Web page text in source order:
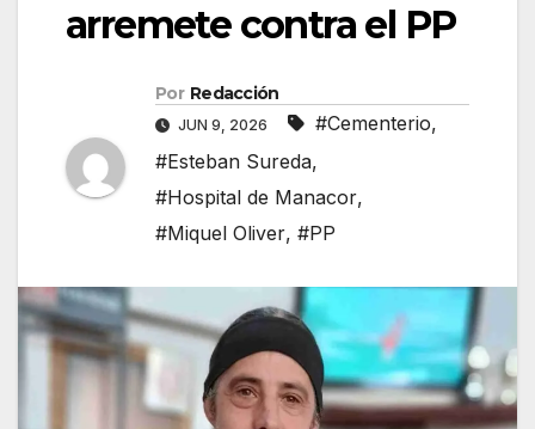
arremete contra el PP
Por Redacción
JUN 9, 2026 #Cementerio,
#Esteban Sureda,
#Hospital de Manacor,
#Miquel Oliver, #PP